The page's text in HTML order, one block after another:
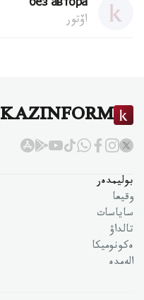
без автора
اۆتور
KAZINFORM
بوليمدەر
وقيعا
ساياسات
تالداۋ
ەكونوميكا
الەمدە